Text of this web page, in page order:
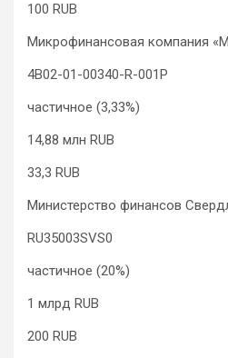
100 RUB
Микрофинансовая компания
4B02-01-00340-R-001P
частичное (3,33%)
14,88 млн RUB
33,3 RUB
Министерство финансов
RU35003SVS0
частичное (20%)
1 млрд RUB
200 RUB